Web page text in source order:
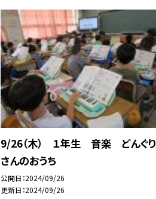
9/26（木） １年生 音楽 どんぐり
さんのおうち
公開日 2024/09/26
更新日 2024/09/26